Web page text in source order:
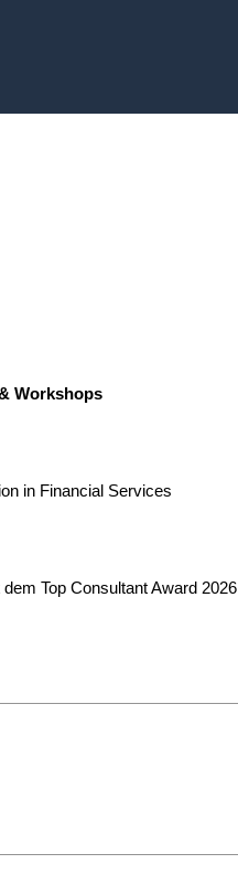
Workshops
in Financial Services
Top Consultant Award 2026